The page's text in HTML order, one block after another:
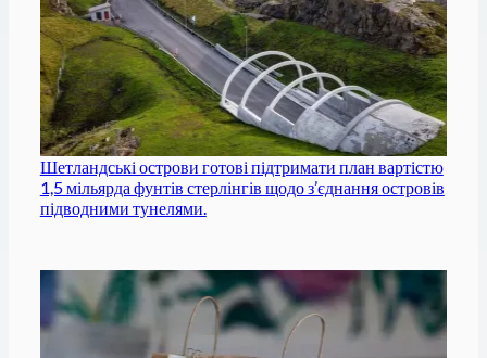
Шетландські острови готові підтримати план вартістю
1,5 мільярда фунтів стерлінгів щодо з’єднання островів
підводними тунелями.